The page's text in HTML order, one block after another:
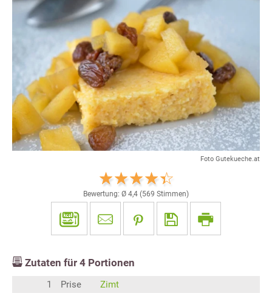
Foto Gutekueche.at
Bewertung: Ø 4,4 (569 Stimmen)
Zutaten für 4 Portionen
1 Prise
Zimt